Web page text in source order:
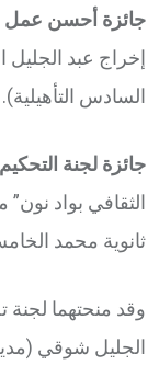
جائزة أحسن عمل
إخراج عبد
السادس التأهيلية).
جائزة لجنة
الثقافي بواد
ثانوية محمد
وقد منحتهما لجنة
الجليل شوقي